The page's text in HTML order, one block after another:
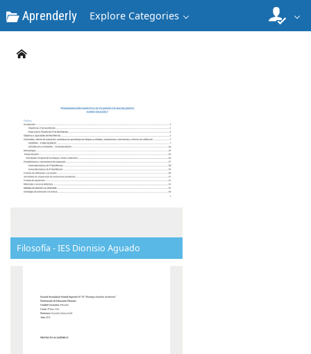
Aprenderly Explore Categories
Filosofía - IES Dionisio Aguado